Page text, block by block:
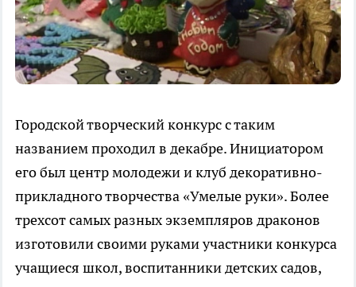
Городской творческий конкурс с таким
названием проходил в декабре. Инициатором
его был центр молодежи и клуб декоративно-
прикладного творчества «Умелые руки». Более
трехсот самых разных экземпляров драконов
изготовили своими руками участники конкурса
учащиеся школ, воспитанники детских садов,